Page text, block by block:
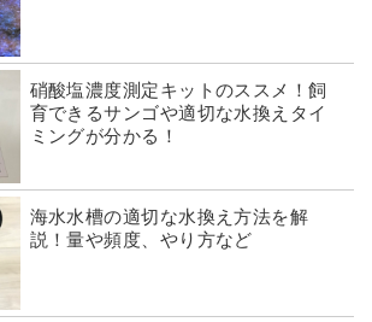
硝酸塩濃度測定キットのススメ！飼
育できるサンゴや適切な水換えタイ
ミングが分かる！
海水水槽の適切な水換え方法を解
説！量や頻度、やり方など